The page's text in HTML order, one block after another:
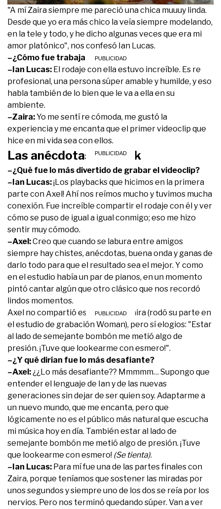
"A mí Zaira siempre me pareció una chica muuuy linda.
Desde que yo era más chico la veía siempre modelando,
en la tele y todo, y he dicho algunas veces que era mi
amor platónico", nos confesó Ian Lucas.
–¿Cómo fue trabajar juntos?
–Ian Lucas: El rodaje con ella estuvo increíble. Es re
profesional, una persona súper amable y humilde, y eso
habla también de lo bien que le va a ella en su
ambiente.
–Zaira:Yo me sentí re cómoda, me gustó la
experiencia y me encanta que el primer videoclip que
hice en mi vida sea con ellos.
Las anécdotas del back
–¿Qué fue lo más divertido de grabar el videoclip?
–Ian Lucas:¡Los playbacks que hicimos en la primera
parte con Axel! Ahí nos reímos mucho y tuvimos mucha
conexión. Fue increíble compartir el rodaje con él y ver
cómo se puso de igual a igual conmigo; eso me hizo
sentir muy cómodo.
–Axel:Creo que cuando se labura entre amigos
siempre hay chistes, anécdotas, buena onda y ganas de
darlo todo para que el resultado sea el mejor. Y como
en el estudio había un par de pianos, en un momento
pintó cantar algún que otro clásico que nos recordó
lindos momentos.
Axel no compartió escenas con Zaira (rodó su parte en
el estudio de grabación Woman), pero sí elogios: "Estar
al lado de semejante bombón me metió algo de
presión. ¡Tuve que lookearme con esmero!".
–¿Y qué dirían fue lo más desafiante?
–Axel:¿¿Lo más desafiante?? Mmmmm… Supongo que
entender el lenguaje de Ian y de las nuevas
generaciones sin dejar de ser quien soy. Adaptarme a
un nuevo mundo, que me encanta, pero que
lógicamente no es el público más natural que escucha
mi música hoy en día. También estar al lado de
semejante bombón me metió algo de presión. ¡Tuve
que lookearme con esmero! (Se tienta).
–Ian Lucas: Para mí fue una de las partes finales con
Zaira, porque teníamos que sostener las miradas por
unos segundos y siempre uno de los dos se reía por los
nervios. Pero nos terminó quedando súper. Van a ver